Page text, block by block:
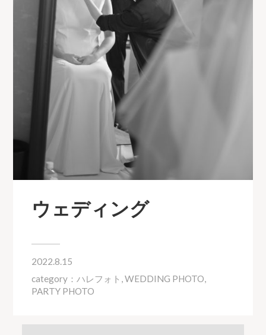
ウェディング
2022.8.15
category： ハレフォト ,WEDDING PHOTO,
PARTY PHOTO